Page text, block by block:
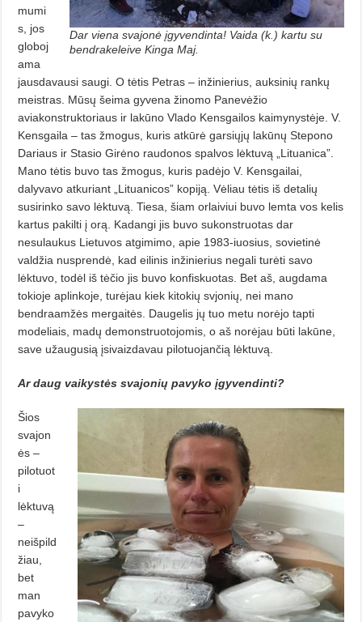
Dar viena svajonė įgyvendinta! Vaida (k.) kartu su
bendrakeleive Kinga Maj.
mumi
s, jos
globoj
ama
jausdavausi saugi. O tėtis Petras – inžinierius, auksinių rankų
meistras. Mūsų šeima gyvena žinomo Panevėžio
aviakonstruktoriaus ir lakūno Vlado Kensgailos kaimynys­tėje. V.
Kensgaila – tas žmogus, kuris atkūrė garsiųjų lakūnų Stepono
Dariaus ir Stasio Girėno raudonos spalvos lėktuvą „Lituanica”.
Mano tėtis buvo tas žmogus, kuris padėjo V. Kensgailai,
dalyvavo atkuriant „Lituanicos” kopiją. Vėliau tėtis iš detalių
susirinko savo lėktuvą. Tiesa, šiam orlaiviui buvo lemta vos kelis
kartus pakilti į orą. Kadangi jis buvo sukonstruotas dar
nesulaukus Lietuvos atgimimo, apie 1983-iuosius, sovietinė
valdžia nusprendė, kad eilinis inžinierius negali turėti savo
lėktuvo, todėl iš tėčio jis buvo konfiskuotas. Bet aš, augdama
tokioje aplinkoje, turėjau kiek kitokių svjonių, nei mano
bendraamžės mergaitės. Daugelis jų tuo metu norėjo tapti
modeliais, madų demonstruotojomis, o aš norėjau būti lakūne,
save užaugusią įsivaizdavau pilotuojančią lėktuvą.
Ar daug vaikystės svajonių pavyko įgyvendinti?
Šios
svajon
ės –
pilotuot
i
lėktuvą
–
neišpild
žiau,
bet
man
pavyko